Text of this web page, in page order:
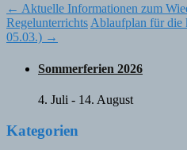
Post
navigation
← Aktuelle Informationen zum
Regelunterrichts Ablaufplan für die
05.03.) →
Sommerferien 2026
4. Juli - 14. August
Kategorien